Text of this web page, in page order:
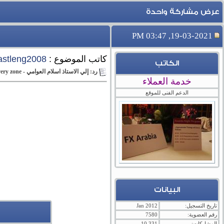
عرض مشاركة واحدة
19-03-2021, 03:47 PM
الكاتب
خدمة العملاء
الدعم الفنى للموقع
البيانات
تاريخ التسجيل:
Jan 2012
رقم العضوية:
7580
كاتب الموضوع :
رد: إلي الاستاذ اسلام العوامي - recovery zone